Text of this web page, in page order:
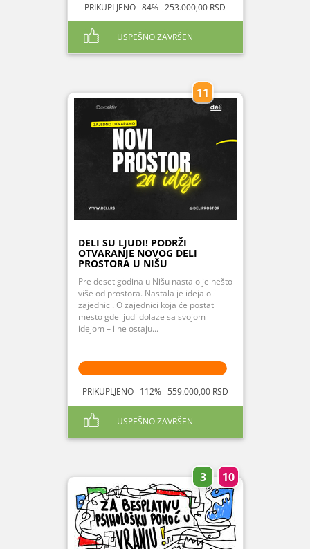
PRIKUPLJENO 84% 253.000,00 RSD
USPEŠNO ZAVRŠEN
11
DELI SU LJUDI! PODRŽI
OTVARANJE NOVOG DELI
PROSTORA U NIŠU
Pre deset godina u Nišu nastalo je nešto
više od prostora. Nastala je ideja o
zajednici. O zajednici koja će postati
mesto gde ljudi dolaze sa svojom
idejom – i ne ostaju...
PRIKUPLJENO 112% 559.000,00 RSD
USPEŠNO ZAVRŠEN
3 10